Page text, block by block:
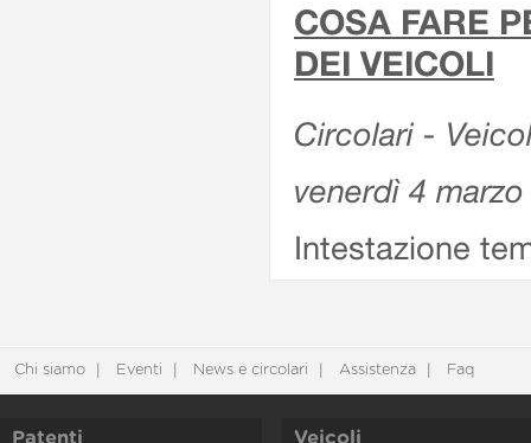
COSA FARE
DEI VEICOLI
Circolari -
venerdì 4
Intestazione
Chi siamo Eventi News e circolari Assistenza Faq
Patenti Veicoli